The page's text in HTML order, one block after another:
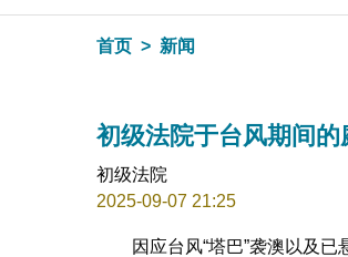
首页 新闻
初级法院于台风期间的
初级法院
2025-09-07 21:25
因应台风“塔巴”袭澳以及